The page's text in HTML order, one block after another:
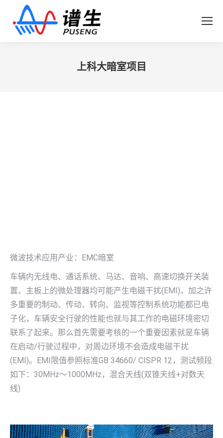
上科大暗室项目
微波技术应用产业：EMC暗室
车辆内无线电、通话系统、马达、音响、高速切换开关装
置、主板上的微处理器均可能产生电磁干扰(EMI)，加之许
多重要的制动、传动、转向、监视等控制系统功能都已电
子化，车辆安全行驶的性能也就与其工作的电磁环境密切
联系了起来。那么首先需要考核的一个重要因素就是车辆
在启动/行驶过程中，对周边环境不会造成电磁干扰
(EMI)。EMI限值参照标准GB 34660/ CISPR 12，测试频段
如下：30MHz～1000MHz，混合天线(双锥天线+对数天
线)